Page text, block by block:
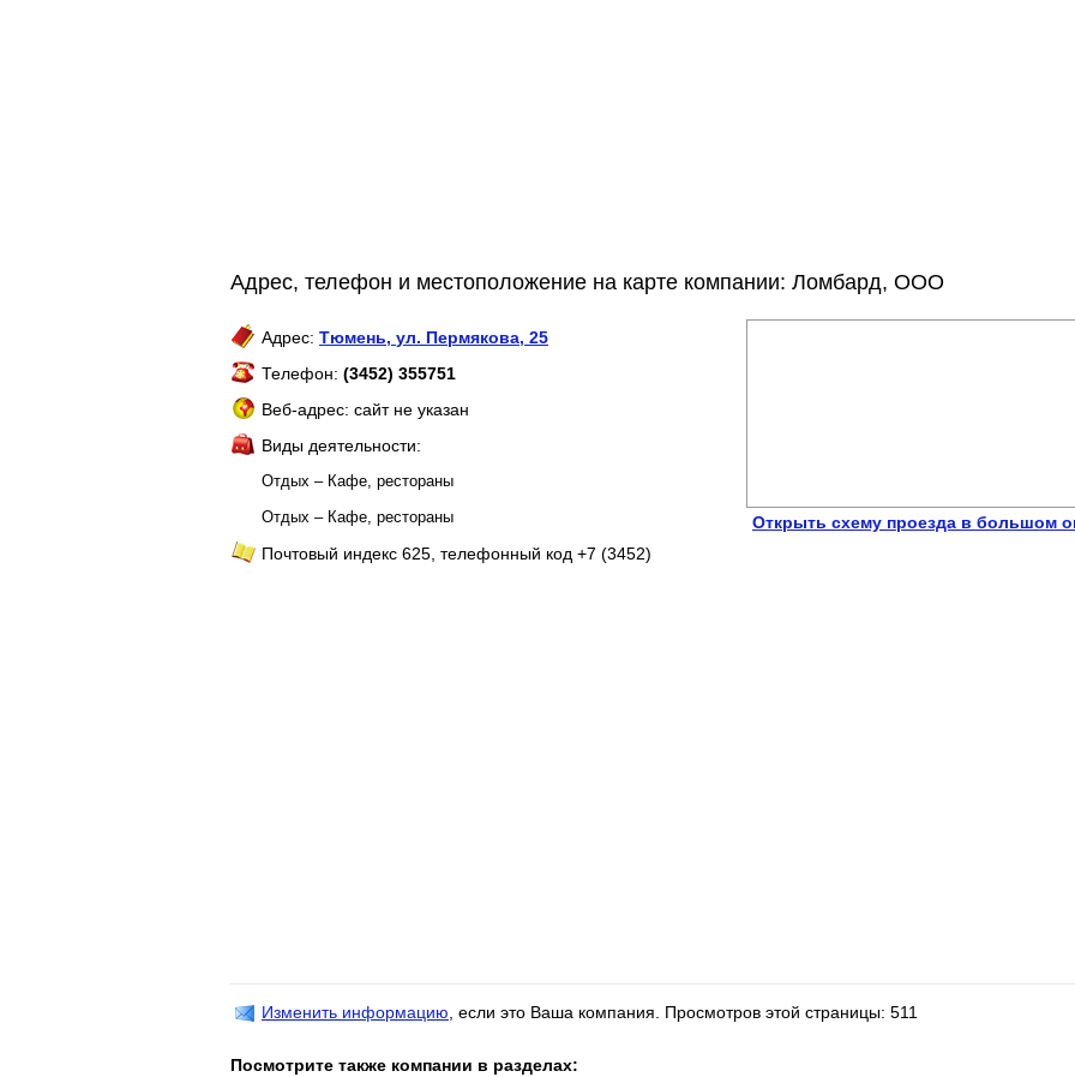
Адрес, телефон и местоположение на карте компании: Ломбард, ООО
Адрес: Тюмень, ул. Пермякова, 25
Телефон: (3452) 355751
Веб-адрес: сайт не указан
Виды деятельности:
Отдых – Кафе, рестораны
Отдых – Кафе, рестораны
Почтовый индекс 625, телефонный код +7 (3452)
Открыть схему проезда в большом
Изменить информацию , если это Ваша компания. Просмотров этой страницы: 511
Посмотрите также компании в разделах: